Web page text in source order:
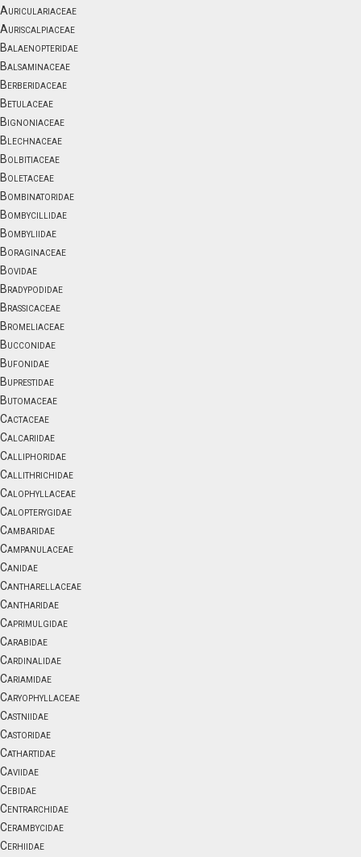
Auriculariaceae
Auriscalpiaceae
Balaenopteridae
Balsaminaceae
Berberidaceae
Betulaceae
Bignoniaceae
Blechnaceae
Bolbitiaceae
Boletaceae
Bombinatoridae
Bombycillidae
Bombyliidae
Boraginaceae
Bovidae
Bradypodidae
Brassicaceae
Bromeliaceae
Bucconidae
Bufonidae
Buprestidae
Butomaceae
Cactaceae
Calcariidae
Calliphoridae
Callithrichidae
Calophyllaceae
Calopterygidae
Cambaridae
Campanulaceae
Canidae
Cantharellaceae
Cantharidae
Caprimulgidae
Carabidae
Cardinalidae
Cariamidae
Caryophyllaceae
Castniidae
Castoridae
Cathartidae
Caviidae
Cebidae
Centrarchidae
Cerambycidae
Cerhiidae